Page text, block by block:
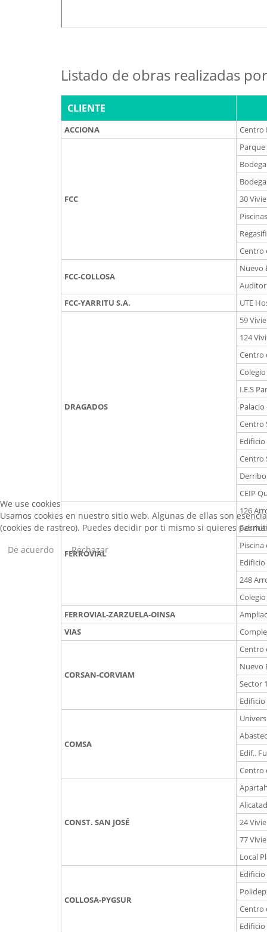
Listado de obras realizadas
CLIENTE
ACCIONA Centro
FCC
30
Centro
FCC-COLLOSA
Nuevo
FCC-YARRITU S.A.
UTE
DRAGADOS
59
124
Centro
I.E.S
Centro
Edificio
Centro
CEIP
FERROVIAL
126
Edificio
248
FERROVIAL-ZARZUELA-OINSA
VIAS
CORSAN-CORVIAM
Centro
Nuevo
Sector
COMSA
Edif..
Centro
CONST. SAN JOSÉ
24
77
Local
COLLOSA-PYGSUR
Centro
We use cookies
Usamos cookies en nuestro sitio web. Algunas de ellas son
(cookies de rastreo). Puedes decidir por ti mismo si quieres
De acuerdo
Rechazar